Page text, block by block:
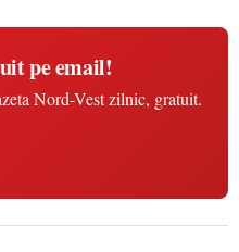
pe email!
Nord-Vest zilnic, gratuit.